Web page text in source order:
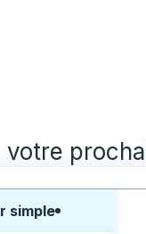
votre
un sens ou un aller-
simple